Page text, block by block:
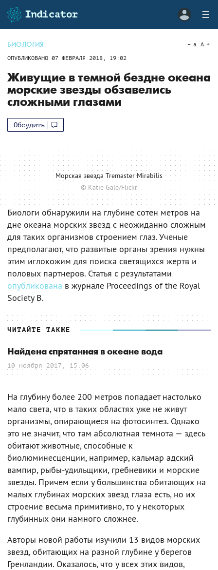
БИОЛОГИЯ
ОПУБЛИКОВАНО 07 ФЕВРАЛЯ 2018, 19:02
a A
Живущие в темной бездне океана
морские звезды обзавелись
сложными глазами
Обсудить
Морская звезда Tremaster Mirabilis
© Katie Gale/Flickr
Биологи обнаружили на глубине сотен метров на
дне океана морских звезд с неожиданно сложным
для таких организмов строением глаз. Ученые
предполагают, что развитые органы зрения нужны
этим иглокожим для поиска светящихся жертв и
половых партнеров. Статья с результатами
опубликована в журнале Proceedings of the Royal
Society B.
ЧИТАЙТЕ ТАКЖЕ
Найдена спрятанная в океане вода
10 ноября 2017, 15:06
На глубину более 200 метров попадает настолько
мало света, что в таких областях уже не живут
организмы, опирающиеся на фотосинтез. Однако
это не значит, что там абсолютная темнота — здесь
обитают животные, способные к
биолюминесценции, например, кальмар адский
вампир, рыбы-удильщики, гребневики и морские
звезды. Причем если у большинства обитающих на
малых глубинах морских звезд глаза есть, но их
строение весьма примитивно, то у некоторых
глубинных они намного сложнее.
Авторы новой работы изучили 13 видов морских
звезд, обитающих на разной глубине у берегов
Гренландии. Оказалось, что у всех этих видов,